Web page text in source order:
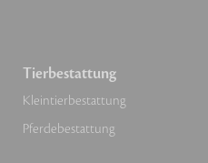
Tierbestattung
Kleintierbestattung
Pferdebestattung